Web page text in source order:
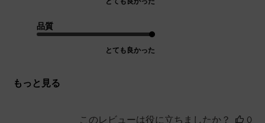
品質
とても良かった
もっと見る
このレビューは役に立ちましたか？ 0